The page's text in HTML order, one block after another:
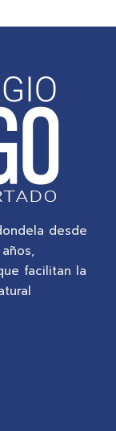
desde
facilitan la